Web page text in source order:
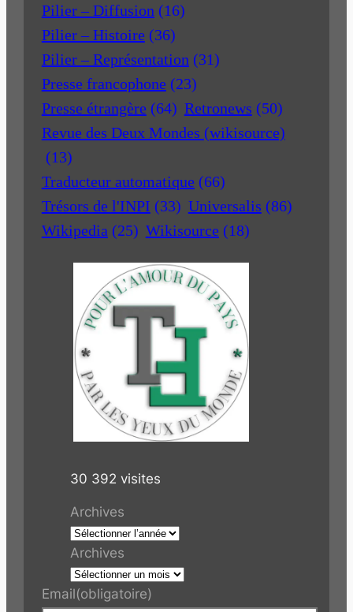
Pilier – Diffusion (16)
Pilier – Histoire (36)
Pilier – Représentation (31)
Presse francophone (23)
Presse étrangère (64) Retronews (50)
Revue des Deux Mondes (wikisource)
(13)
Traducteur automatique (66)
Trésors de l'INPI (33) Universalis (86)
Wikipedia (25) Wikisource (18)
30 392 visites
Archives
Archives
Email(obligatoire)